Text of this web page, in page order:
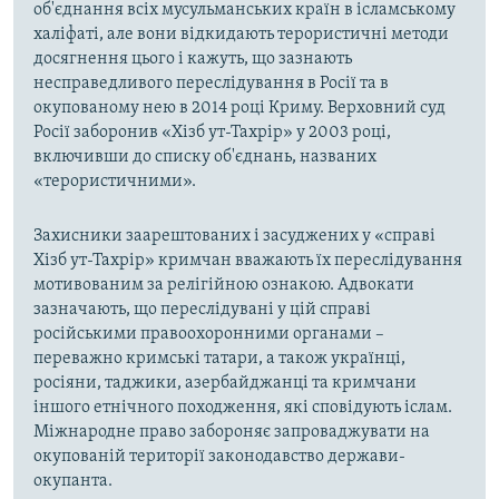
об'єднання всіх мусульманських країн в ісламському
халіфаті, але вони відкидають терористичні методи
досягнення цього і кажуть, що зазнають
несправедливого переслідування в Росії та в
окупованому нею в 2014 році Криму. Верховний суд
Росії заборонив «Хізб ут-Тахрір» у 2003 році,
включивши до списку об'єднань, названих
«терористичними».
Захисники заарештованих і засуджених у «справі
Хізб ут-Тахрір» кримчан вважають їх переслідування
мотивованим за релігійною ознакою. Адвокати
зазначають, що переслідувані у цій справі
російськими правоохоронними органами –
переважно кримські татари, а також українці,
росіяни, таджики, азербайджанці та кримчани
іншого етнічного походження, які сповідують іслам.
Міжнародне право забороняє запроваджувати на
окупованій території законодавство держави-
окупанта.